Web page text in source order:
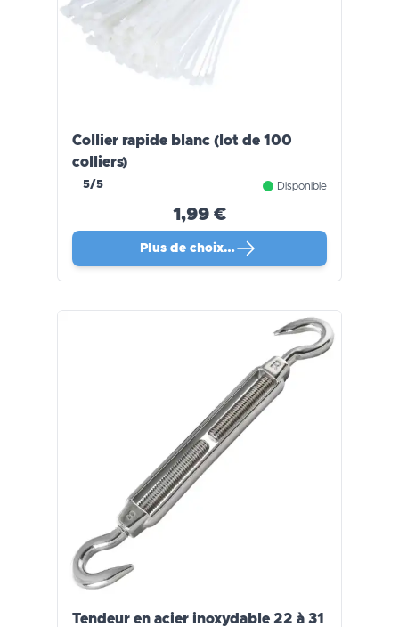
Collier rapide blanc (lot de 100
colliers)
5/5 Disponible
1,99 €
Plus de choix…
Tendeur en acier inoxydable 22 à 31